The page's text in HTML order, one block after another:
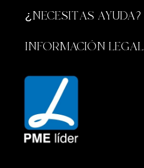
¿NECESITAS AYUDA?
INFORMACIÓN LEGAL